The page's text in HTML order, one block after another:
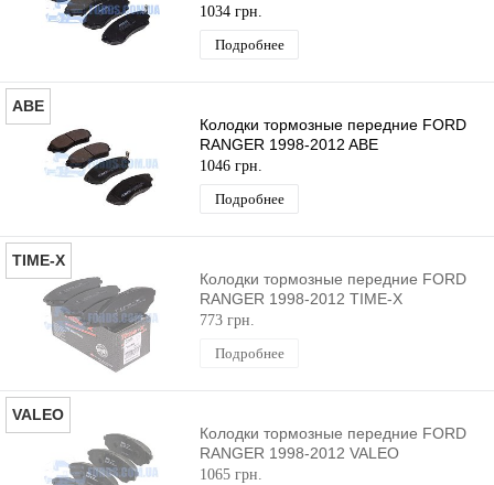
1034 грн.
Подробнее
ABE
Колодки тормозные передние FORD
RANGER 1998-2012 ABE
1046 грн.
Подробнее
TIME-X
Колодки тормозные передние FORD
RANGER 1998-2012 TIME-X
773 грн.
Подробнее
VALEO
Колодки тормозные передние FORD
RANGER 1998-2012 VALEO
1065 грн.